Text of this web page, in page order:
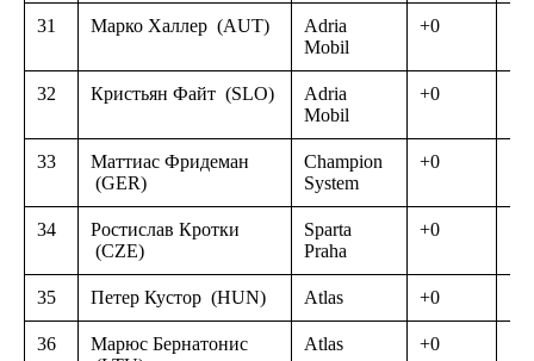
31 Марко Халлер (AUT)
Adria
Mobil
+0
32 Кристьян Файт (SLO)
Adria
Mobil
+0
33
Маттиас Фридеман
(GER)
Champion
System
+0
34
Ростислав Кротки
(CZE)
Sparta
Praha
+0
35 Петер Кустор (HUN) Atlas +0
36
Марюс Бернатонис
Atlas +0